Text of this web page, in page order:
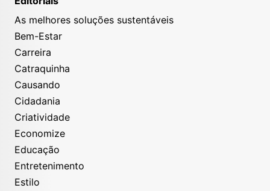
As melhores soluções sustentáveis
Bem-Estar
Carreira
Catraquinha
Causando
Cidadania
Criatividade
Economize
Educação
Entretenimento
Estilo